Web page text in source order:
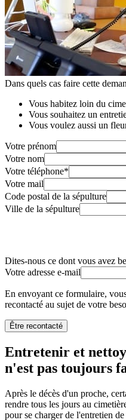
Dans quels cas faire cette
Vous habitez loin du
Vous souhaitez un
Vous voulez aussi un
Votre prénom
Votre nom
Votre téléphone*
Votre mail
Code postal de la sépulture
Ville de la sépulture
Dites-nous ce dont vous avez
Votre adresse e-mail
En envoyant ce formulaire,
recontacté au sujet de votre
Être recontacté
Entretenir et
n'est pas toujours
Après le décès d'un proche,
rendre tous les jours au
pour se charger de l'entretien